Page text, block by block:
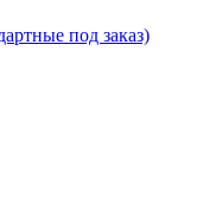
под заказ)